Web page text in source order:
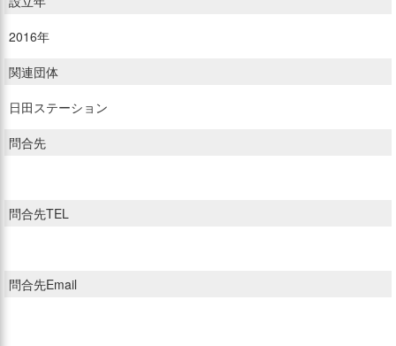
2016年
関連団体
日田ステーション
問合先
問合先TEL
問合先Email